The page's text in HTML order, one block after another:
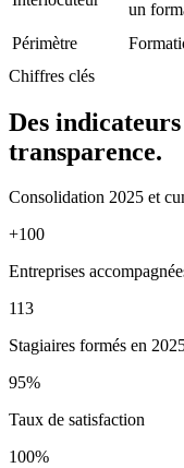
un
Périmètre
Chiffres clés
Des
transparence.
Consolidation 2025 et
+100
Entreprises
113
Stagiaires formés en
95%
Taux de satisfaction
100%